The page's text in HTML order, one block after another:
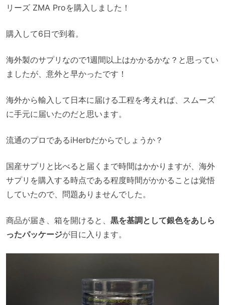
リーズ ZMA Proを購入しました！
購入して6日で到着。
海外製のサプリなので1週間以上はかかるかな？と思ってい
ましたが、意外と早かったです！
海外から輸入して日本に届ける工程を考えれば、スムーズ
に手元に届いたのだと思います。
流通のプロであるiHerbだからでしょうか？
国産サプリと比べると届くまで時間はかかりますが、海外
サプリを購入する時点である程度時間がかかることは覚悟
していたので、問題ありませんでした。
商品が届き、箱を開けると、 黒を基調として銀色をあしら
ったパッケージが目に入ります。